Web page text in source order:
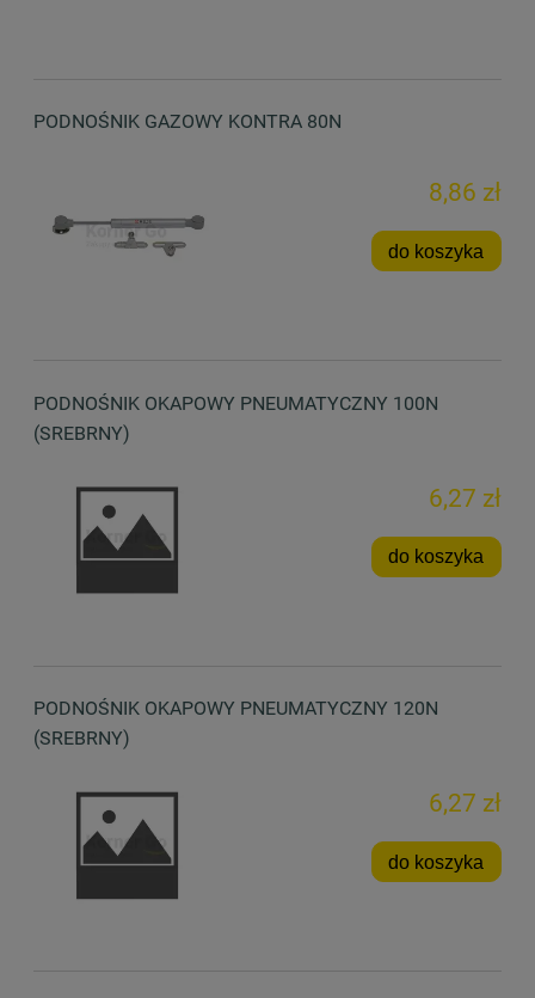
PODNOŚNIK GAZOWY KONTRA 80N
8,86 zł
do koszyka
PODNOŚNIK OKAPOWY PNEUMATYCZNY 100N
(SREBRNY)
6,27 zł
do koszyka
PODNOŚNIK OKAPOWY PNEUMATYCZNY 120N
(SREBRNY)
6,27 zł
do koszyka